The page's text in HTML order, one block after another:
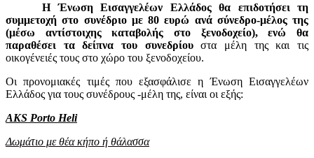
H Ένωση Εισαγγελέων Ελλάδος θα επιδοτήσει τη
συμμετοχή στο συνέδριο με 80 ευρώ ανά σύνεδρο-μέλος της
(μέσω αντίστοιχης καταβολής στο ξενοδοχείο), ενώ θα
παραθέσει τα δείπνα του συνεδρίουστα μέλη της και τις
οικογένειές τους στο χώρο του ξενοδοχείου.
Οι προνομιακές τιμές που εξασφάλισε η Ένωση Εισαγγελέων
Ελλάδος για τους συνέδρους -μέλη της, είναι οι εξής:
AKS Porto Heli
Δωμάτιο με θέα κήπο ή θάλασσα